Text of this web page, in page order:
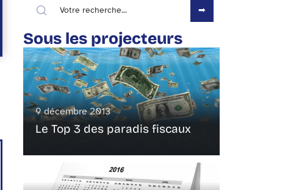
Sous les projecteurs
9 décembre 2013
Le Top 3 des paradis fiscaux